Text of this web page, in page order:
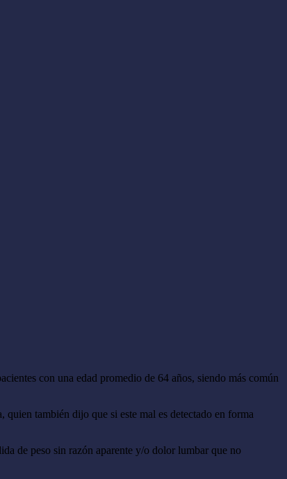
con una edad promedio de 64 años, siendo más común
también dijo que si este mal es detectado en forma
de peso sin razón aparente y/o dolor lumbar que no